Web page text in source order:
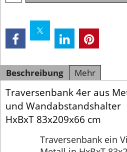
Beschreibung Mehr
Traversenbank 4er aus
und Wandabstandshalter
HxBxT 83x209x66 cm
Traversenbank ein